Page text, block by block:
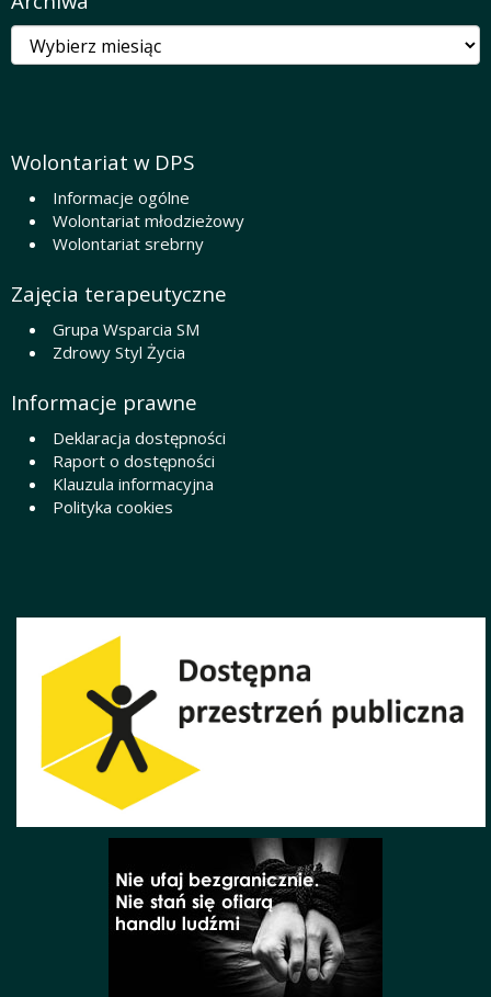
Archiwa
Wolontariat w DPS
Informacje ogólne
Wolontariat młodzieżowy
Wolontariat srebrny
Zajęcia terapeutyczne
Grupa Wsparcia SM
Zdrowy Styl Życia
Informacje prawne
Deklaracja dostępności
Raport o dostępności
Klauzula informacyjna
Polityka cookies